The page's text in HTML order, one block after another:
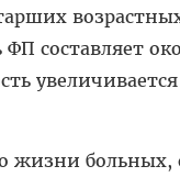
составляет
жизни больных,